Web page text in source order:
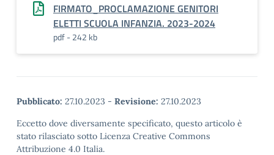
FIRMATO_PROCLAMAZIONE GENITORI
ELETTI SCUOLA INFANZIA. 2023-2024
pdf - 242 kb
Pubblicato: 27.10.2023 - Revisione: 27.10.2023
Eccetto dove diversamente specificato, questo articolo è
stato rilasciato sotto Licenza Creative Commons
Attribuzione 4.0 Italia.